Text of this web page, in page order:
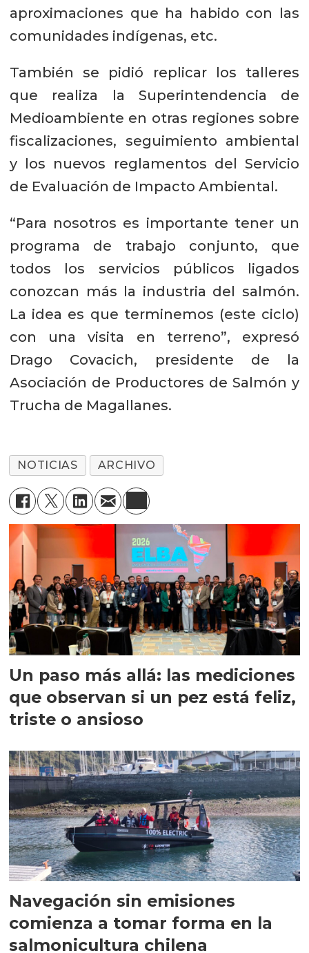
aproximaciones que ha habido con las
comunidades indígenas, etc.
También se pidió replicar los talleres
que realiza la Superintendencia de
Medioambiente en otras regiones sobre
fiscalizaciones, seguimiento ambiental
y los nuevos reglamentos del Servicio
de Evaluación de Impacto Ambiental.
“Para nosotros es importante tener un
programa de trabajo conjunto, que
todos los servicios públicos ligados
conozcan más la industria del salmón.
La idea es que terminemos (este ciclo)
con una visita en terreno”, expresó
Drago Covacich, presidente de la
Asociación de Productores de Salmón y
Trucha de Magallanes.
NOTICIAS ARCHIVO
Un paso más allá: las mediciones
que observan si un pez está feliz,
triste o ansioso
Navegación sin emisiones
comienza a tomar forma en la
salmonicultura chilena